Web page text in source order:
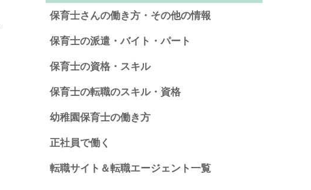
保育士さんの働き方・その他の情報
保育士の派遣・バイト・パート
保育士の資格・スキル
保育士の転職のスキル・資格
幼稚園保育士の働き方
正社員で働く
転職サイト＆転職エージェント一覧